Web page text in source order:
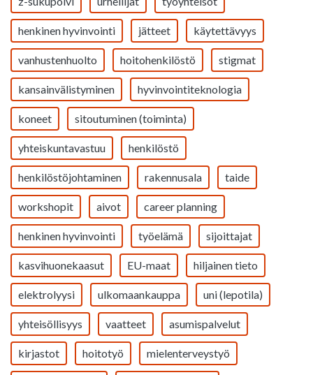
henkinen hyvinvointi jätteet käytettävyys
vanhustenhuolto hoitohenkilöstö stigmat
kansainvälistyminen hyvinvointiteknologia
koneet sitoutuminen (toiminta)
yhteiskuntavastuu henkilöstö
henkilöstöjohtaminen rakennusala taide
workshopit aivot career planning
henkinen hyvinvointi työelämä sijoittajat
kasvihuonekaasut EU-maat hiljainen tieto
elektrolyysi ulkomaankauppa uni (lepotila)
yhteisöllisyys vaatteet asumispalvelut
kirjastot hoitotyö mielenterveystyö